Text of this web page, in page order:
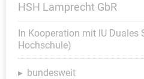
HSH Lamprecht GbR
In Kooperation mit IU
Hochschule)
bundesweit